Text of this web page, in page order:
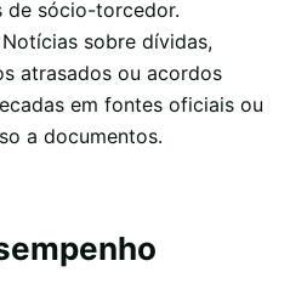
de sócio-torcedor.
sobre dívidas,
atrasados ou acordos
em fontes oficiais ou
a documentos.